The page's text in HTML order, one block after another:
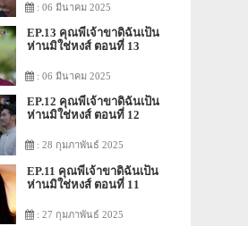
: 06 มีนาคม 2025
EP.13 คุณพี่เจ้าขาดิฉันเป็น
ห่านมิใช่หงส์ ตอนที่ 13
: 06 มีนาคม 2025
EP.12 คุณพี่เจ้าขาดิฉันเป็น
ห่านมิใช่หงส์ ตอนที่ 12
: 28 กุมภาพันธ์ 2025
EP.11 คุณพี่เจ้าขาดิฉันเป็น
ห่านมิใช่หงส์ ตอนที่ 11
: 27 กุมภาพันธ์ 2025